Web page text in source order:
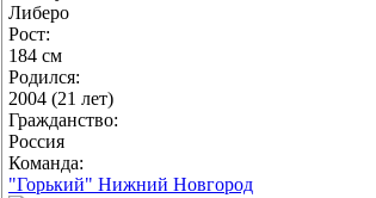
Либеро
Рост:
184 см
Родился:
2004 (21 лет)
Гражданство:
Россия
Команда:
"Горький" Нижний Новгород